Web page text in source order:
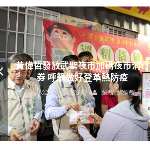
黃偉哲發放武聖夜市加碼夜市消費
券 呼籲做好登革熱防疫
2023 年 9 月 23 日 編輯:總編輯